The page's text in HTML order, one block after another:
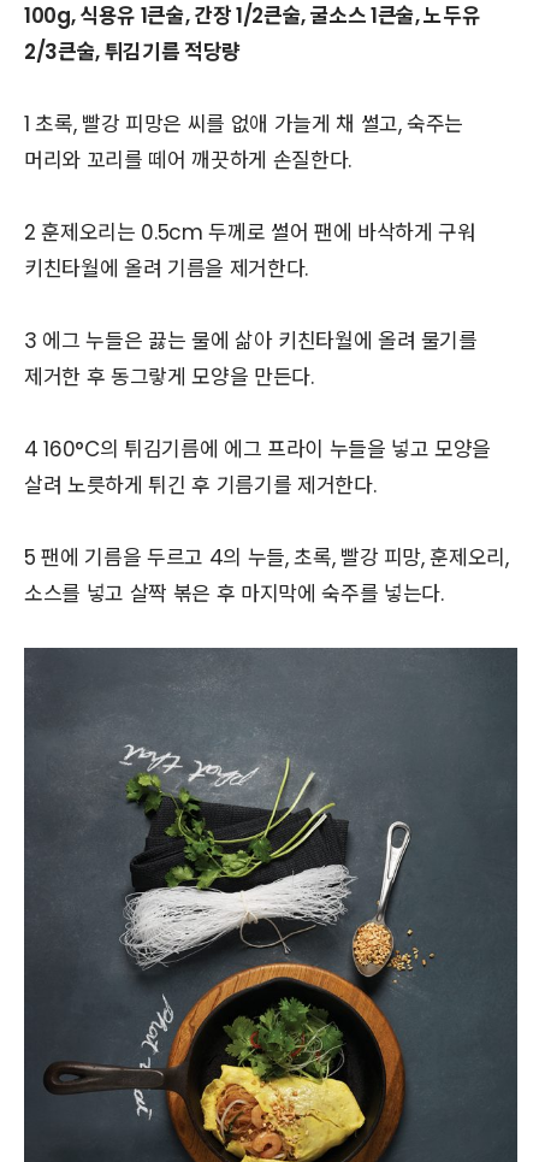
100g, 식용유 1큰술, 간장 1/2큰술, 굴소스 1큰술, 노두유
2/3큰술, 튀김기름 적당량
1 초록, 빨강 피망은 씨를 없애 가늘게 채 썰고, 숙주는
머리와 꼬리를 떼어 깨끗하게 손질한다.
2 훈제오리는 0.5cm 두께로 썰어 팬에 바삭하게 구워
키친타월에 올려 기름을 제거한다.
3 에그 누들은 끓는 물에 삶아 키친타월에 올려 물기를
제거한 후 동그랗게 모양을 만든다.
4 160°C의 튀김기름에 에그 프라이 누들을 넣고 모양을
살려 노릇하게 튀긴 후 기름기를 제거한다.
5 팬에 기름을 두르고 4의 누들, 초록, 빨강 피망, 훈제오리,
소스를 넣고 살짝 볶은 후 마지막에 숙주를 넣는다.